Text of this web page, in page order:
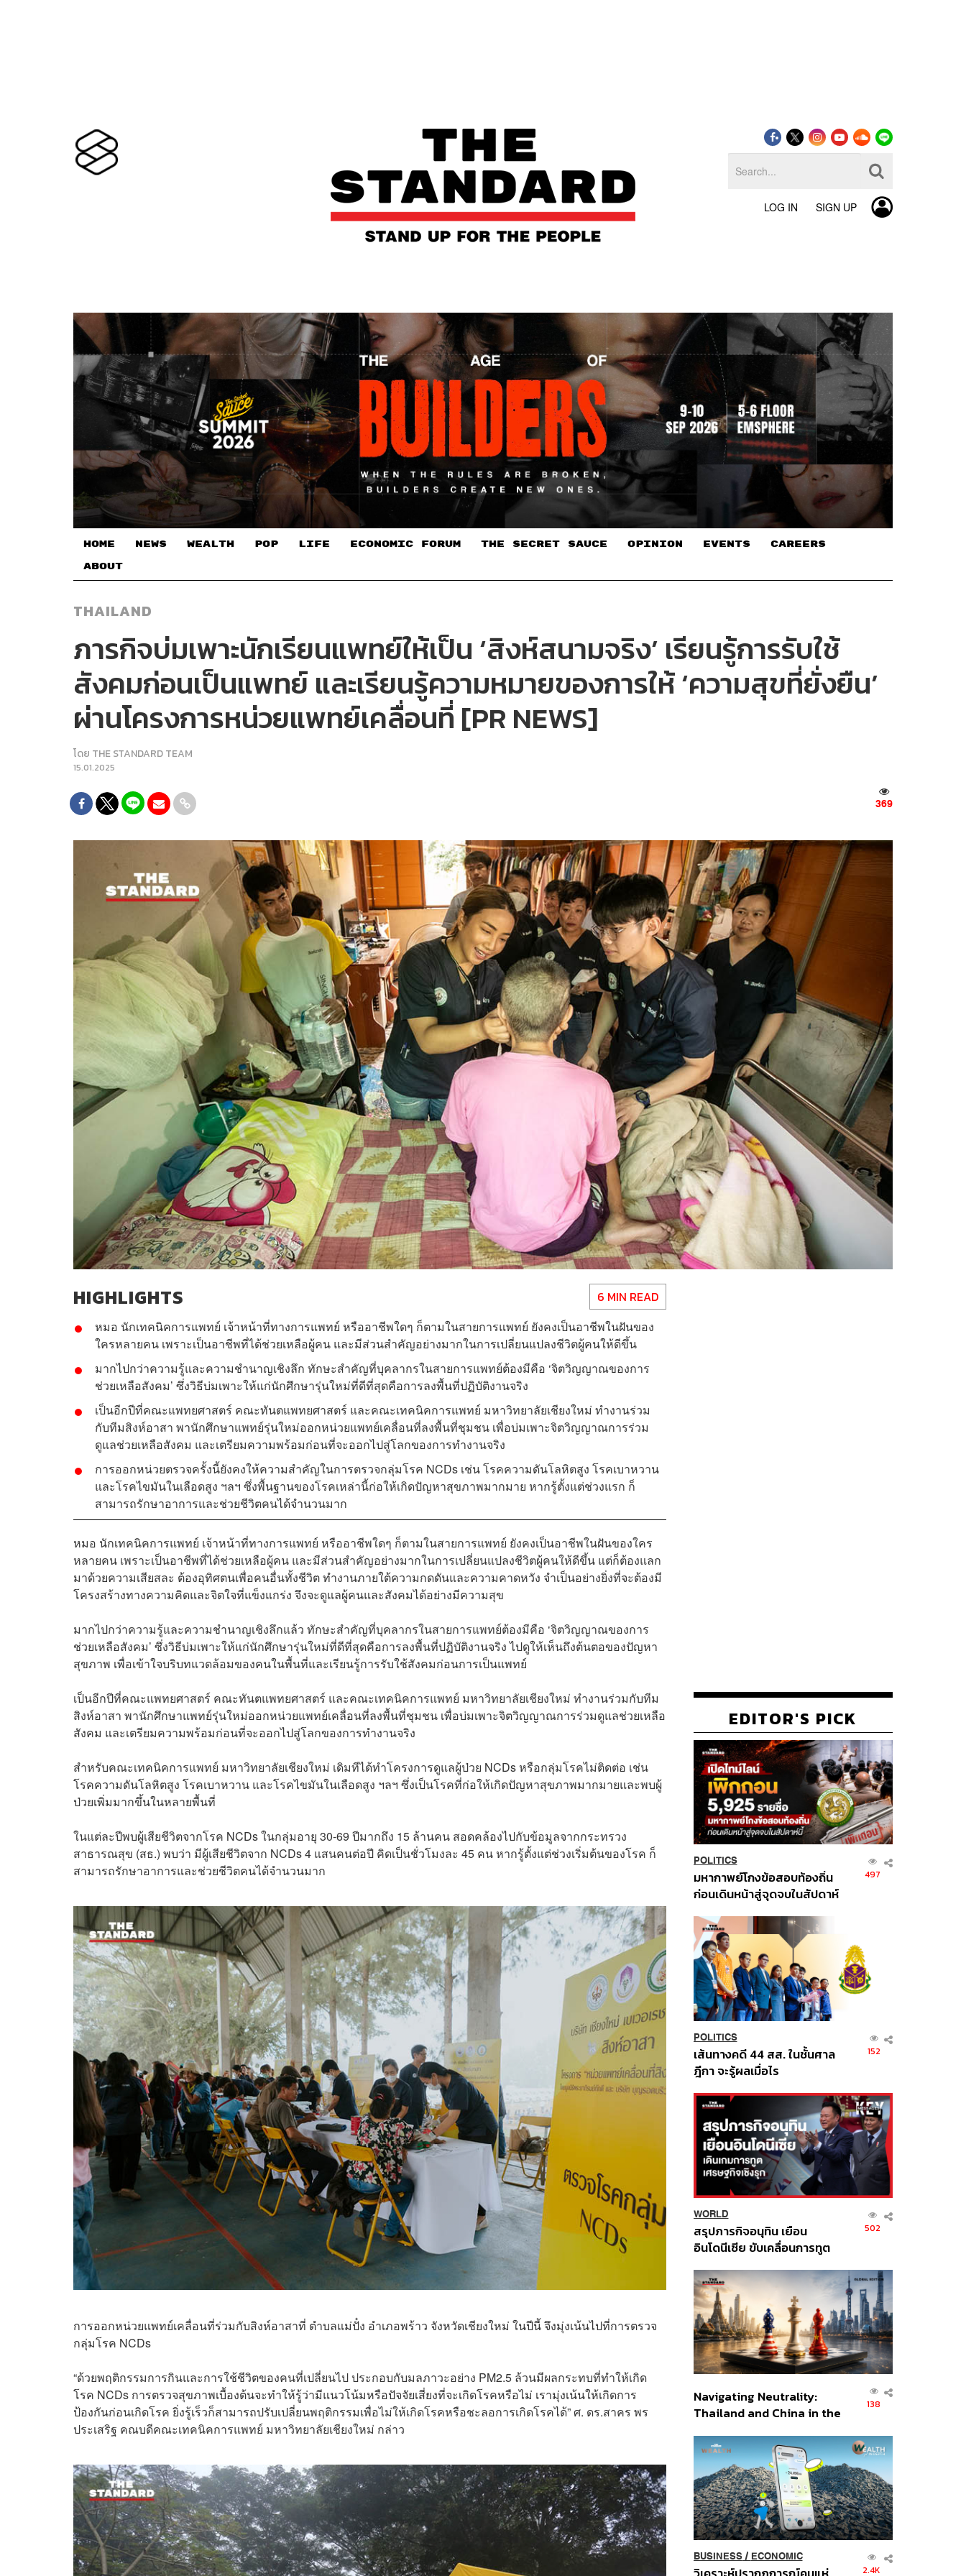
LOG IN SIGN UP
HOME NEWS WEALTH POP LIFE ECONOMIC FORUM THE SECRET SAUCE​ OPINION EVENTS CAREERS
ABOUT
THAILAND
ภารกิจบ่มเพาะนักเรียนแพทย์ให้เป็น ‘สิงห์สนามจริง’ เรียนรู้การรับใช้
สังคมก่อนเป็นแพทย์ และเรียนรู้ความหมายของการให้ ‘ความสุขที่ยั่งยืน’
ผ่านโครงการหน่วยแพทย์เคลื่อนที่ [PR NEWS]
โดย THE STANDARD TEAM
15.01.2025
369
HIGHLIGHTS 6 MIN READ
หมอ นักเทคนิคการแพทย์ เจ้าหน้าที่ทางการแพทย์ หรืออาชีพใดๆ ก็ตามในสายการแพทย์ ยังคงเป็นอาชีพในฝันของ
ใครหลายคน เพราะเป็นอาชีพที่ได้ช่วยเหลือผู้คน และมีส่วนสำคัญอย่างมากในการเปลี่ยนแปลงชีวิตผู้คนให้ดีขึ้น
มากไปกว่าความรู้และความชำนาญเชิงลึก ทักษะสำคัญที่บุคลากรในสายการแพทย์ต้องมีคือ ‘จิตวิญญาณของการ
ช่วยเหลือสังคม’ ซึ่งวิธีบ่มเพาะให้แก่นักศึกษารุ่นใหม่ที่ดีที่สุดคือการลงพื้นที่ปฏิบัติงานจริง
เป็นอีกปีที่คณะแพทยศาสตร์ คณะทันตแพทยศาสตร์ และคณะเทคนิคการแพทย์ มหาวิทยาลัยเชียงใหม่ ทำงานร่วม
กับทีมสิงห์อาสา พานักศึกษาแพทย์รุ่นใหม่ออกหน่วยแพทย์เคลื่อนที่ลงพื้นที่ชุมชน เพื่อบ่มเพาะจิตวิญญาณการร่วม
ดูแลช่วยเหลือสังคม และเตรียมความพร้อมก่อนที่จะออกไปสู่โลกของการทำงานจริง
การออกหน่วยตรวจครั้งนี้ยังคงให้ความสำคัญในการตรวจกลุ่มโรค NCDs เช่น โรคความดันโลหิตสูง โรคเบาหวาน
และโรคไขมันในเลือดสูง ฯลฯ ซึ่งพื้นฐานของโรคเหล่านี้ก่อให้เกิดปัญหาสุขภาพมากมาย หากรู้ตั้งแต่ช่วงแรก ก็
สามารถรักษาอาการและช่วยชีวิตคนได้จำนวนมาก
หมอ นักเทคนิคการแพทย์ เจ้าหน้าที่ทางการแพทย์ หรืออาชีพใดๆ ก็ตามในสายการแพทย์ ยังคงเป็นอาชีพในฝันของใคร
หลายคน เพราะเป็นอาชีพที่ได้ช่วยเหลือผู้คน และมีส่วนสำคัญอย่างมากในการเปลี่ยนแปลงชีวิตผู้คนให้ดีขึ้น แต่ก็ต้องแลก
มาด้วยความเสียสละ ต้องอุทิศตนเพื่อคนอื่นทั้งชีวิต ทำงานภายใต้ความกดดันและความคาดหวัง จำเป็นอย่างยิ่งที่จะต้องมี
โครงสร้างทางความคิดและจิตใจที่แข็งแกร่ง จึงจะดูแลผู้คนและสังคมได้อย่างมีความสุข
มากไปกว่าความรู้และความชำนาญเชิงลึกแล้ว ทักษะสำคัญที่บุคลากรในสายการแพทย์ต้องมีคือ ‘จิตวิญญาณของการ
ช่วยเหลือสังคม’ ซึ่งวิธีบ่มเพาะให้แก่นักศึกษารุ่นใหม่ที่ดีที่สุดคือการลงพื้นที่ปฏิบัติงานจริง ไปดูให้เห็นถึงต้นตอของปัญหา
สุขภาพ เพื่อเข้าใจบริบทแวดล้อมของคนในพื้นที่และเรียนรู้การรับใช้สังคมก่อนการเป็นแพทย์
เป็นอีกปีที่คณะแพทยศาสตร์ คณะทันตแพทยศาสตร์ และคณะเทคนิคการแพทย์ มหาวิทยาลัยเชียงใหม่ ทำงานร่วมกับทีม
สิงห์อาสา พานักศึกษาแพทย์รุ่นใหม่ออกหน่วยแพทย์เคลื่อนที่ลงพื้นที่ชุมชน เพื่อบ่มเพาะจิตวิญญาณการร่วมดูแลช่วยเหลือ
สังคม และเตรียมความพร้อมก่อนที่จะออกไปสู่โลกของการทำงานจริง
สำหรับคณะเทคนิคการแพทย์ มหาวิทยาลัยเชียงใหม่ เดิมทีได้ทำโครงการดูแลผู้ป่วย NCDs หรือกลุ่มโรคไม่ติดต่อ เช่น
โรคความดันโลหิตสูง โรคเบาหวาน และโรคไขมันในเลือดสูง ฯลฯ ซึ่งเป็นโรคที่ก่อให้เกิดปัญหาสุขภาพมากมายและพบผู้
ป่วยเพิ่มมากขึ้นในหลายพื้นที่
ในแต่ละปีพบผู้เสียชีวิตจากโรค NCDs ในกลุ่มอายุ 30-69 ปีมากถึง 15 ล้านคน สอดคล้องไปกับข้อมูลจากกระทรวง
สาธารณสุข (สธ.) พบว่า มีผู้เสียชีวิตจาก NCDs 4 แสนคนต่อปี คิดเป็นชั่วโมงละ 45 คน หากรู้ตั้งแต่ช่วงเริ่มต้นของโรค ก็
สามารถรักษาอาการและช่วยชีวิตคนได้จำนวนมาก
การออกหน่วยแพทย์เคลื่อนที่ร่วมกับสิงห์อาสาที่ ตำบลแม่ปั๋ง อำเภอพร้าว จังหวัดเชียงใหม่ ในปีนี้ จึงมุ่งเน้นไปที่การตรวจ
กลุ่มโรค NCDs
“ด้วยพฤติกรรมการกินและการใช้ชีวิตของคนที่เปลี่ยนไป ประกอบกับมลภาวะอย่าง PM2.5 ล้วนมีผลกระทบที่ทำให้เกิด
โรค NCDs การตรวจสุขภาพเบื้องต้นจะทำให้รู้ว่ามีแนวโน้มหรือปัจจัยเสี่ยงที่จะเกิดโรคหรือไม่ เรามุ่งเน้นให้เกิดการ
ป้องกันก่อนเกิดโรค ยิ่งรู้เร็วก็สามารถปรับเปลี่ยนพฤติกรรมเพื่อไม่ให้เกิดโรคหรือชะลอการเกิดโรคได้” ศ. ดร.สาคร พร
ประเสริฐ คณบดีคณะเทคนิคการแพทย์ มหาวิทยาลัยเชียงใหม่ กล่าว
EDITOR'S PICK
POLITICS
มหากาพย์โกงข้อสอบท้องถิ่น
ก่อนเดินหน้าสู่จุดจบในสัปดาห์
497
POLITICS
เส้นทางคดี 44 สส. ในชั้นศาล
ฎีกา จะรู้ผลเมื่อไร
152
WORLD
สรุปภารกิจอนุทิน เยือน
อินโดนีเซีย ขับเคลื่อนการทูต
ส่วนยุทธศาสตร์ไทย –
อินโดนีเซีย
502
Navigating Neutrality:
Thailand and China in the
Order
138
BUSINESS/ ECONOMIC
2.4K